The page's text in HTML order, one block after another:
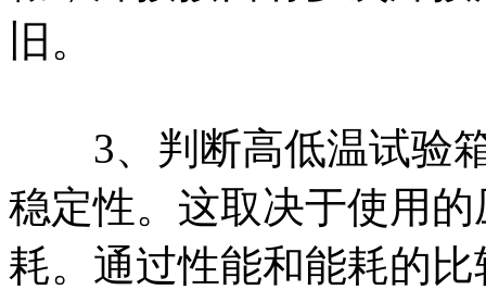
旧。
3、判断高低温试验箱
稳定性。这取决于使用
耗。通过性能和能耗的